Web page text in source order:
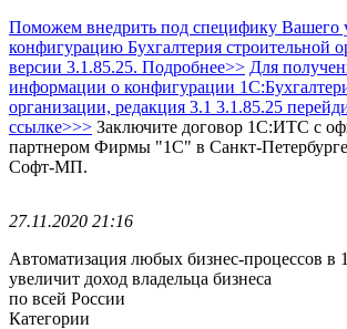
Поможем внедрить под специфику Вашего
конфигурацию Бухгалтерия строительной
версии 3.1.85.25. Подробнее>> Для
информации о конфигурации
организации, редакция 3.1 3.1.85.25
ссылке>>> Заключите договор 1С:ИТС с
партнером Фирмы "1С" в Санкт-
Софт-МП.
27.11.2020 21:16
Автоматизация любых бизнес-процессов в
увеличит доход владельца бизнеса
по всей России
Категории